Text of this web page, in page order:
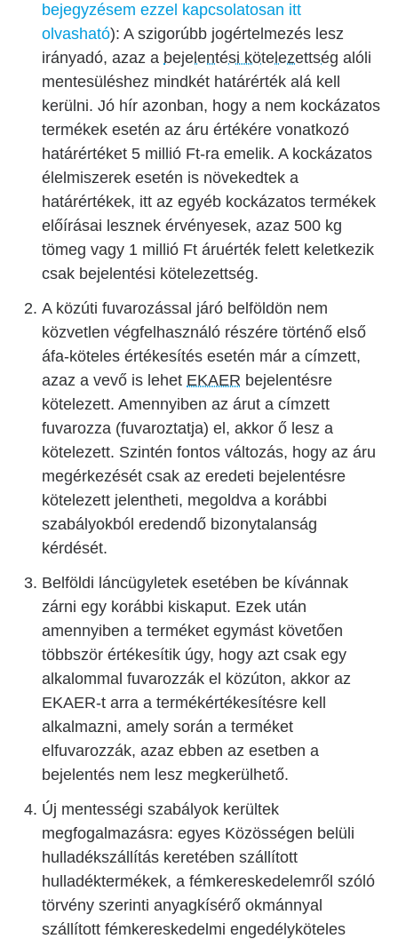
bejegyzésem ezzel kapcsolatosan itt
olvasható): A szigorúbb jogértelmezés lesz
irányadó, azaz a bejelentési kötelezettség alóli
mentesüléshez mindkét határérték alá kell
kerülni. Jó hír azonban, hogy a nem kockázatos
termékek esetén az áru értékére vonatkozó
határértéket 5 millió Ft-ra emelik. A kockázatos
élelmiszerek esetén is növekedtek a
határértékek, itt az egyéb kockázatos termékek
előírásai lesznek érvényesek, azaz 500 kg
tömeg vagy 1 millió Ft áruérték felett keletkezik
csak bejelentési kötelezettség.
A közúti fuvarozással járó belföldön nem
közvetlen végfelhasználó részére történő első
áfa-köteles értékesítés esetén már a címzett,
azaz a vevő is lehet EKAER bejelentésre
kötelezett. Amennyiben az árut a címzett
fuvarozza (fuvaroztatja) el, akkor ő lesz a
kötelezett. Szintén fontos változás, hogy az áru
megérkezését csak az eredeti bejelentésre
kötelezett jelentheti, megoldva a korábbi
szabályokból eredendő bizonytalanság
kérdését.
Belföldi láncügyletek esetében be kívánnak
zárni egy korábbi kiskaput. Ezek után
amennyiben a terméket egymást követően
többször értékesítik úgy, hogy azt csak egy
alkalommal fuvarozzák el közúton, akkor az
EKAER-t arra a termékértékesítésre kell
alkalmazni, amely során a terméket
elfuvarozzák, azaz ebben az esetben a
bejelentés nem lesz megkerülhető.
Új mentességi szabályok kerültek
megfogalmazásra: egyes Közösségen belüli
hulladékszállítás keretében szállított
hulladéktermékek, a fémkereskedelemről szóló
törvény szerinti anyagkísérő okmánnyal
szállított fémkereskedelmi engedélyköteles